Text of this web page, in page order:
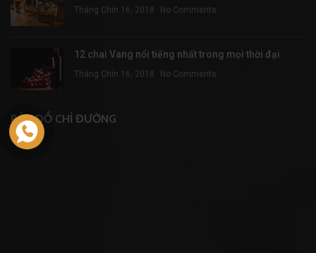
Tháng Chín 16, 2018 No Comments
12 chai Vang nổi tiếng nhất trong mọi thời đại
Tháng Chín 16, 2018 No Comments
BẢN ĐỒ CHỈ ĐƯỜNG